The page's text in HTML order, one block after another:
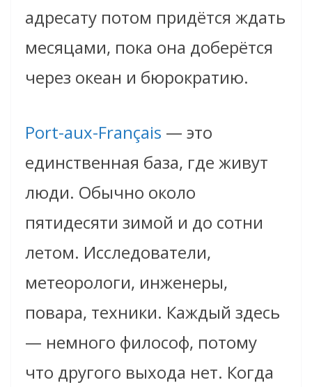
адресату потом придётся ждать
месяцами, пока она доберётся
через океан и бюрократию.
Port-aux-Français — это
единственная база, где живут
люди. Обычно около
пятидесяти зимой и до сотни
летом. Исследователи,
метеорологи, инженеры,
повара, техники. Каждый здесь
— немного философ, потому
что другого выхода нет. Когда